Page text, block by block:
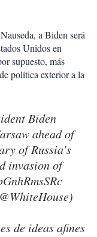
a Biden será
Unidos en
supuesto, más
política exterior a la
Biden
ahead of
of Russia’s
invasion of
de ideas afines